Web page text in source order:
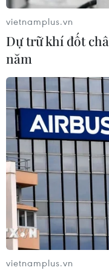
Người chèo
chung tay làm
Tổng cộng 2,5 tấn
kênh trong 6 đợt
đài radio cổ, điện
máy giặt.
vietnamplus.vn
Dự trữ khí đốt
năm
vietnamplus.vn